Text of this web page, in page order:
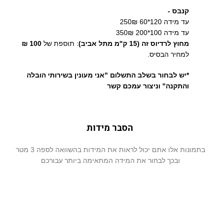
קנבס -
עד מידה 120*60 250₪
עד מידה 100*200 350₪
מחוץ לרדיוס זה (15 ק"מ מתל אביב)
: תוספת של 100 ₪
למחיר הבסיס.
*יש לבחור בשלב התשלום "אני מעונין בשירותי הובלה
והתקנה" וניצור עמכם קשר
הסבר מידות
בתמונות אלו אתם יכול לראות את המידות בהשוואה לספה 3 מטר
ובכך לבחור את המידה המתאימה ביותר עבורכם